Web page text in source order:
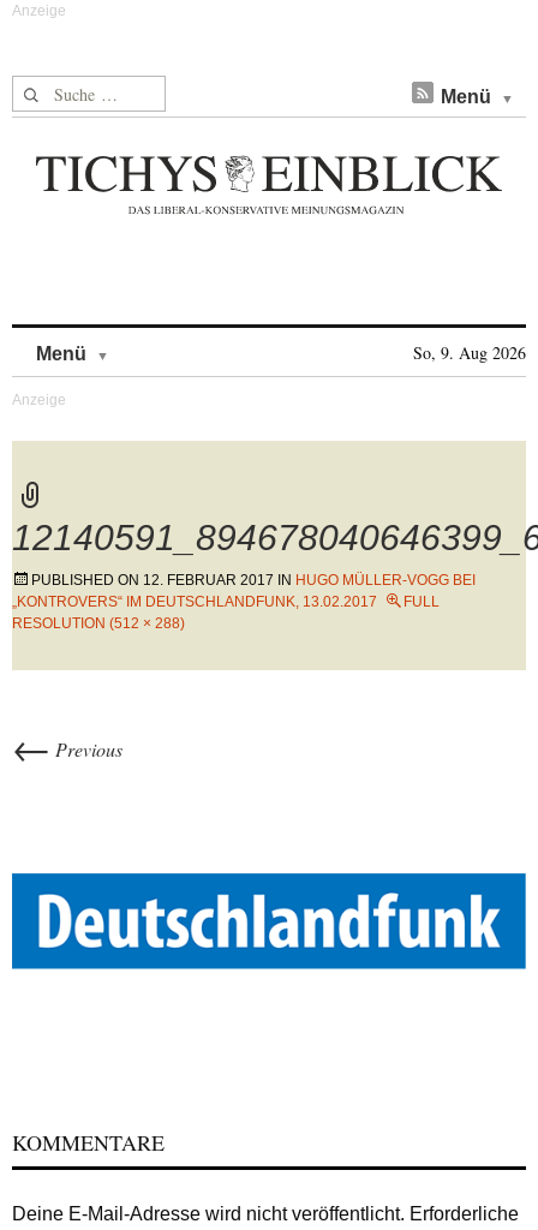
Suche nach: Menü
Menü So, 9. Aug 2026
PUBLISHED ON 12. FEBRUAR 2017 IN HUGO MÜLLER-VOGG BEI
„KONTROVERS“ IM DEUTSCHLANDFUNK, 13.02.2017
FULL
RESOLUTION (512 × 288)
← Previous
KOMMENTARE
Deine E-Mail-Adresse wird nicht veröffentlicht. Erforderliche